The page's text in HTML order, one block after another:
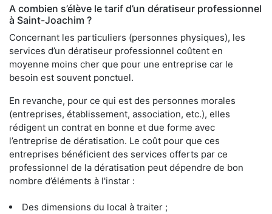
A combien s’élève le tarif d’un dératiseur professionnel
à Saint-Joachim ?
Concernant les particuliers (personnes physiques), les
services d’un dératiseur professionnel coûtent en
moyenne moins cher que pour une entreprise car le
besoin est souvent ponctuel.
En revanche, pour ce qui est des personnes morales
(entreprises, établissement, association, etc.), elles
rédigent un contrat en bonne et due forme avec
l’entreprise de dératisation. Le coût pour que ces
entreprises bénéficient des services offerts par ce
professionnel de la dératisation peut dépendre de bon
nombre d’éléments à l'instar :
Des dimensions du local à traiter ;